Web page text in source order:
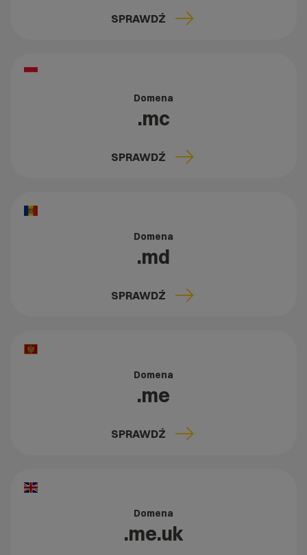
SPRAWDŹ
Domena
.mc
SPRAWDŹ
Domena
.md
SPRAWDŹ
Domena
.me
SPRAWDŹ
Domena
.me.uk